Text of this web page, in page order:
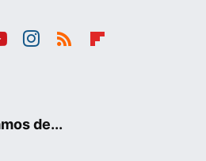
de...